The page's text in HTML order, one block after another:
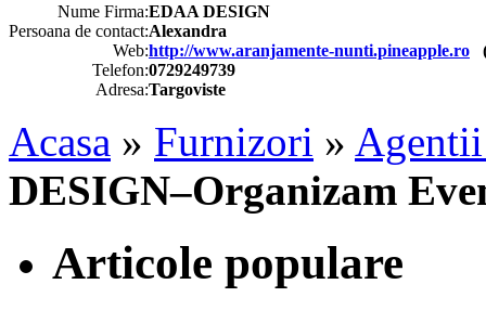
Nume Firma:EDAA DESIGN
Persoana de contact:Alexandra
Web:http://www.aranjamente-nunti.pineapple.ro
Telefon:0729249739
Adresa:Targoviste
Acasa » Furnizori »
DESIGN–Organizam
Articole populare